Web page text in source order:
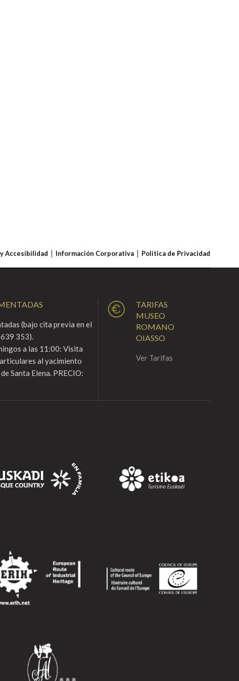
Accesibilidad Información Corporativa Política de Privacidad
(bajo cita previa en el
353).
a las 11:00: Visita
al yacimiento
Santa Elena. PRECIO:
TARIFAS
MUSEO
ROMANO
OIASSO
Ver Tarifas